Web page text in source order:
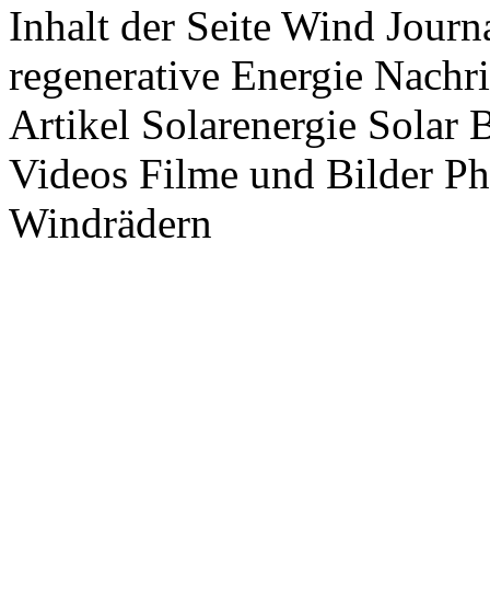
Inhalt der Seite Wind
regenerative Energie
Artikel Solarenergie Solar
Videos Filme und Bilder
Windrädern